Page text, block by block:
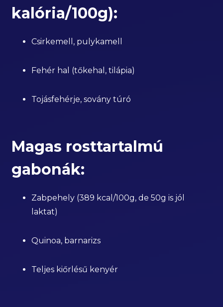
kalória/100g):
Csirkemell, pulykamell
Fehér hal (tőkehal, tilápia)
Tojásfehérje, sovány túró
Magas rosttartalmú
gabonák:
Zabpehely (389 kcal/100g, de 50g is jól
laktat)
Quinoa, barnarizs
Teljes kiőrlésű kenyér